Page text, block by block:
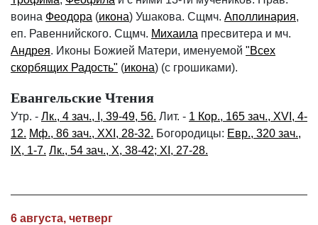
воина Феодора (икона) Ушакова. Сщмч. Аполлинария,
еп. Равеннийского. Сщмч. Михаила пресвитера и мч.
Андрея. Иконы Божией Матери, именуемой "Всех
скорбящих Радость" (икона) (с грошиками).
Евангельские Чтения
Утр. - Лк., 4 зач., I, 39-49, 56. Лит. - 1 Кор., 165 зач., XVI, 4-
12. Мф., 86 зач., XXI, 28-32. Богородицы: Евр., 320 зач.,
IX, 1-7. Лк., 54 зач., X, 38-42; XI, 27-28.
6 августа, четверг